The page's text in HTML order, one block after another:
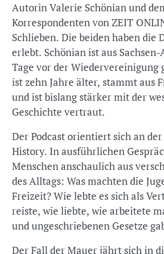
Autorin Valerie Schönian und
Korrespondenten von ZEIT
Schlieben. Die beiden haben die
erlebt. Schönian ist aus
Tage vor der Wiedervereinigung
ist zehn Jahre älter, stammt aus
und ist bislang stärker mit der
Geschichte vertraut.
Der Podcast orientiert sich an
History. In ausführlichen
Menschen anschaulich aus
des Alltags: Was machten die
Freizeit? Wie lebte es sich als
reiste, wie liebte, wie arbeitete
und ungeschriebenen Gesetze
Der Fall der Mauer jährt sich in